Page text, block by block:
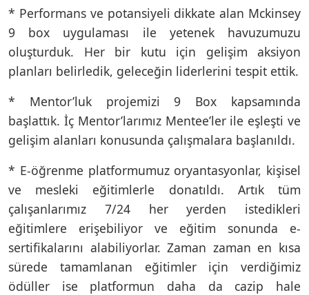
* Performans ve potansiyeli dikkate alan Mckinsey
9 box uygulaması ile yetenek havuzumuzu
oluşturduk. Her bir kutu için gelişim aksiyon
planları belirledik, geleceğin liderlerini tespit ettik.
* Mentor’luk projemizi 9 Box kapsamında
başlattık. İç Mentor’larımız Mentee’ler ile eşleşti ve
gelişim alanları konusunda çalışmalara başlanıldı.
* E-öğrenme platformumuz oryantasyonlar, kişisel
ve mesleki eğitimlerle donatıldı. Artık tüm
çalışanlarımız 7/24 her yerden istedikleri
eğitimlere erişebiliyor ve eğitim sonunda e-
sertifikalarını alabiliyorlar. Zaman zaman en kısa
sürede tamamlanan eğitimler için verdiğimiz
ödüller ise platformun daha da cazip hale